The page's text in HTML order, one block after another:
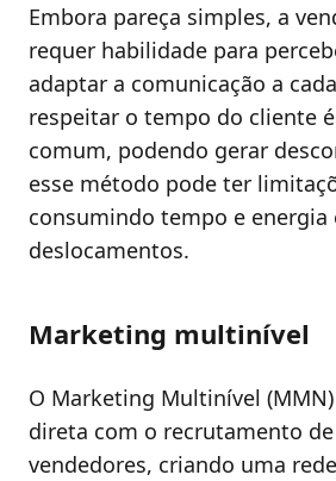
Embora pareça simples, a
requer habilidade para
adaptar a comunicação a
respeitar o tempo do cliente
comum, podendo gerar
esse método pode ter
consumindo tempo e energia
deslocamentos.
Marketing multinível
O Marketing Multinível
direta com o recrutamento
vendedores, criando uma